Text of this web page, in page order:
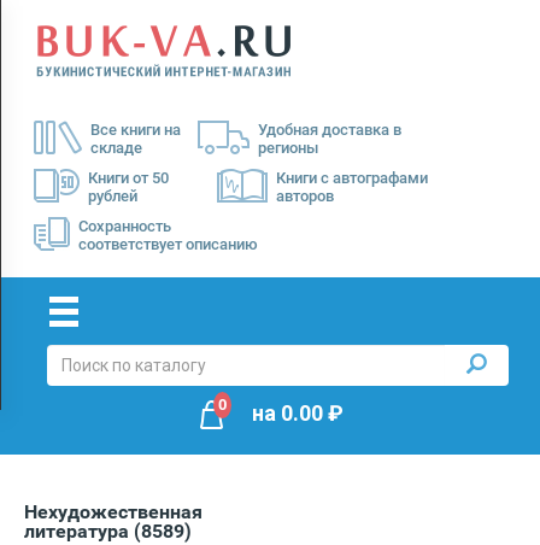
Все книги на
складе
Удобная доставка в
регионы
Книги от 50
рублей
Книги с автографами
авторов
Сохранность
соответствует описанию
Menu
Доставка
Оплата
0 на 0.00₽
Нехудожественная
литература (8589)